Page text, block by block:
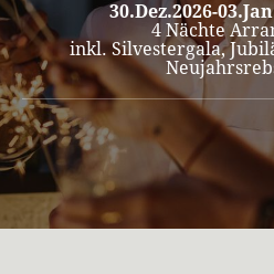
30.Dez.2026-
4 Nächte
inkl. Silvestergala,